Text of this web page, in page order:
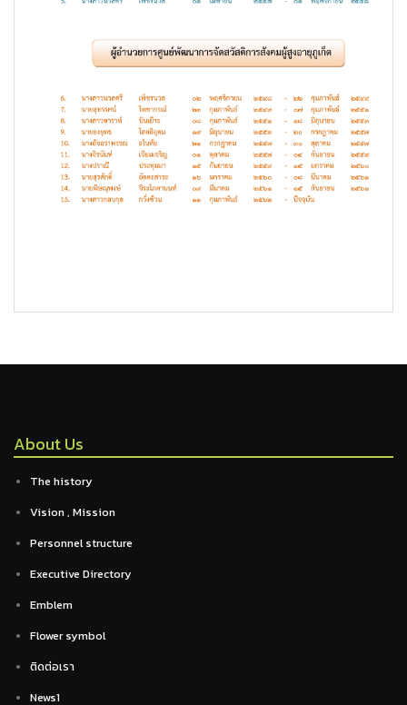
About Us
The history
Vision , Mission
Personnel structure
Executive Directory
Emblem
Flower symbol
ติดต่อเรา
News1